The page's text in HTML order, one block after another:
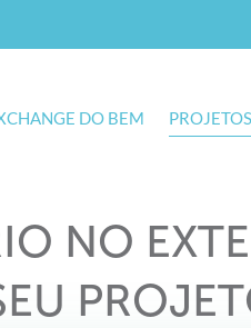
DO BEM PROJETOS
NO